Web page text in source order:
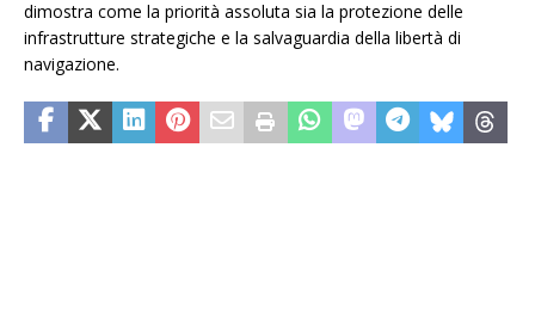
dimostra come la priorità assoluta sia la protezione delle
infrastrutture strategiche e la salvaguardia della libertà di
navigazione.